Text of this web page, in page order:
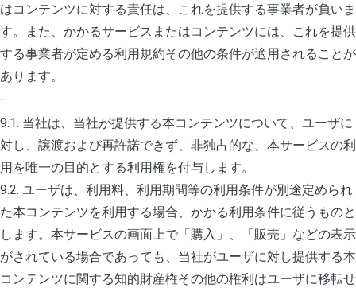
はコンテンツに対する責任は、これを提供する事業者が負いま
す。また、かかるサービスまたはコンテンツには、これを提供
する事業者が定める利用規約その他の条件が適用されることが
あります。
9.1. 当社は、当社が提供する本コンテンツについて、ユーザに
対し、譲渡および再許諾できず、非独占的な、本サービスの利
用を唯一の目的とする利用権を付与します。
9.2. ユーザは、利用料、利用期間等の利用条件が別途定められ
た本コンテンツを利用する場合、かかる利用条件に従うものと
します。本サービスの画面上で「購入」、「販売」などの表示
がされている場合であっても、当社がユーザに対し提供する本
コンテンツに関する知的財産権その他の権利はユーザに移転せ